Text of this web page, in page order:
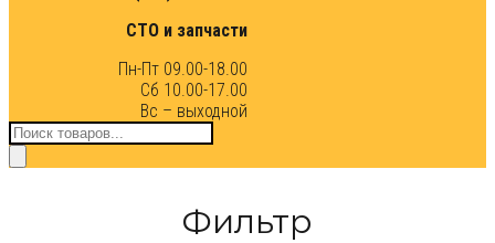
СТО и запчасти
Пн-Пт 09.00-18.00
Сб 10.00-17.00
Вс – выходной
Поиск
товаров
Фильтр